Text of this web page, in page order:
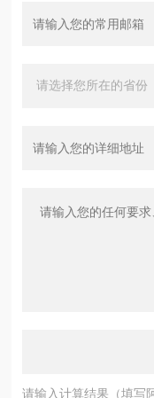
请输入计算结果（填写